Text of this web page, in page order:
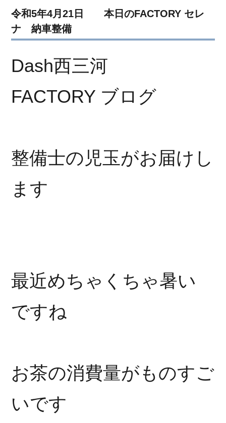
令和5年4月21日 本日のFACTORY セレ
ナ 納車整備
Dash西三河
FACTORY ブログ
整備士の児玉がお届けし
ます
最近めちゃくちゃ暑い
ですね
お茶の消費量がものすご
いです